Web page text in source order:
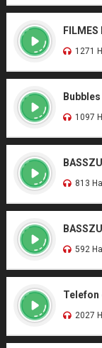
FILMES
1271
Bubbles
1097
813
592
Telefon
2027